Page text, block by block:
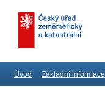
Úvod Základní informace